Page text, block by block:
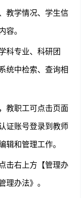
教学情况、学生信
容。
科专业、科研团
统中检索、查询相
教职工可点击页面
证账号登录到教师
辑和管理工作。
击右上方【管理办
理办法》。